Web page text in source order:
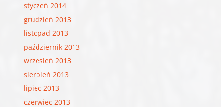
styczeń 2014
grudzień 2013
listopad 2013
październik 2013
wrzesień 2013
sierpień 2013
lipiec 2013
czerwiec 2013